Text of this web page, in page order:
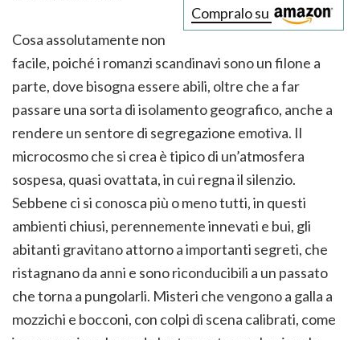
Compralo su
Cosa assolutamente non
facile, poiché i romanzi scandinavi sono un filone a
parte, dove bisogna essere abili, oltre che a far
passare una sorta di isolamento geografico, anche a
rendere un sentore di segregazione emotiva. Il
microcosmo che si crea è tipico di un’atmosfera
sospesa, quasi ovattata, in cui regna il silenzio.
Sebbene ci si conosca più o meno tutti, in questi
ambienti chiusi, perennemente innevati e bui, gli
abitanti gravitano attorno a importanti segreti, che
ristagnano da anni e sono riconducibili a un passato
che torna a pungolarli. Misteri che vengono a galla a
mozzichi e bocconi, con colpi di scena calibrati, come